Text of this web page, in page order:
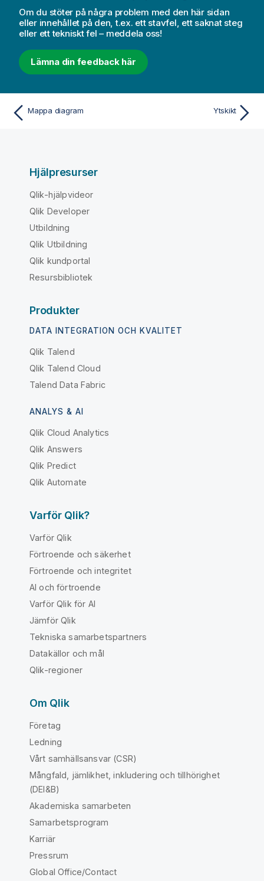
Om du stöter på några problem med den här sidan
eller innehållet på den, t.ex. ett stavfel, ett saknat steg
eller ett tekniskt fel – meddela oss!
Lämna din feedback här
Mappa diagram Ytskikt
Hjälpresurser
Qlik-hjälpvideor
Qlik Developer
Utbildning
Qlik Utbildning
Qlik kundportal
Resursbibliotek
Produkter
DATA INTEGRATION OCH KVALITET
Qlik Talend
Qlik Talend Cloud
Talend Data Fabric
ANALYS & AI
Qlik Cloud Analytics
Qlik Answers
Qlik Predict
Qlik Automate
Varför Qlik?
Varför Qlik
Förtroende och säkerhet
Förtroende och integritet
AI och förtroende
Varför Qlik för AI
Jämför Qlik
Tekniska samarbetspartners
Datakällor och mål
Qlik-regioner
Om Qlik
Företag
Ledning
Vårt samhällsansvar (CSR)
Mångfald, jämlikhet, inkludering och tillhörighet
(DEI&B)
Akademiska samarbeten
Samarbetsprogram
Karriär
Pressrum
Global Office/Contact